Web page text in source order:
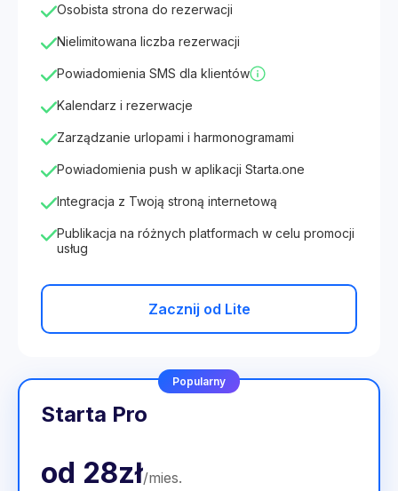
Osobista strona do rezerwacji
Nielimitowana liczba rezerwacji
Powiadomienia SMS dla klientów
Kalendarz i rezerwacje
Zarządzanie urlopami i harmonogramami
Powiadomienia push w aplikacji Starta.one
Integracja z Twoją stroną internetową
Publikacja na różnych platformach w celu promocji
usług
Zacznij od Lite
Popularny
Starta Pro
od 28zł/mies.